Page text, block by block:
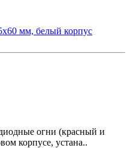
мм, белый корпус
огни (красный и
корпусе, устана..